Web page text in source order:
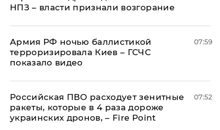
НПЗ – власти признали возгорание
Армия РФ ночью баллистикой
терроризировала Киев – ГСЧС
показало видео
07:59
Российская ПВО расходует зенитные
ракеты, которые в 4 раза дороже
украинских дронов, – Fire Point
07:52